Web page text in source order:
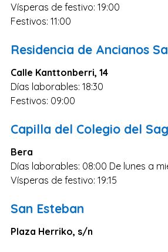
Murcia
Cádiz
Granada
Córdoba
Huesca
Burgos
León
Guadalajara
Vísperas de festivo: 19:00
Festivos: 11:00
Residencia de Ancianos
Calle Kanttonberri, 14
Días laborables: 18:30
Festivos: 09:00
Capilla del Colegio del
Bera
Días laborables: 08:00 De lunes a
Vísperas de festivo: 19:15
San Esteban
Plaza Herriko, s/n